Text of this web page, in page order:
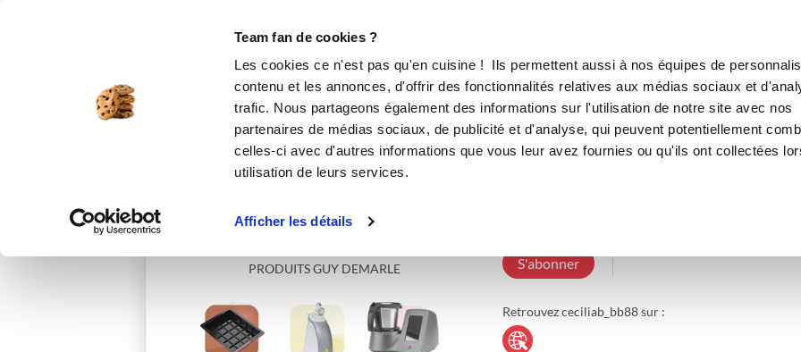
Team fan de cookies ?
Les cookies ce n'est pas qu'en cuisine ! Ils permettent aussi à nos équipes de
contenu et les annonces, d'offrir des fonctionnalités relatives aux médias sociaux et
trafic. Nous partageons également des informations sur l'utilisation de notre site avec nos
partenaires de médias sociaux, de publicité et d'analyse, qui peuvent potentiellement
celles-ci avec d'autres informations que vous leur avez fournies ou qu'ils ont collectées
utilisation de leurs services.
Afficher les détails
PRODUITS GUY DEMARLE
ceciliab_bb88
S'abonner
Retrouvez ceciliab_bb88 sur :